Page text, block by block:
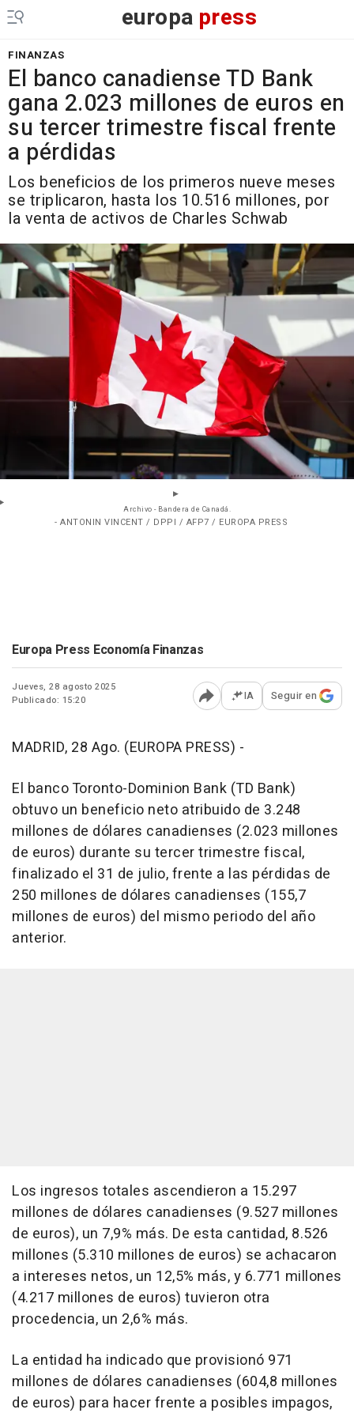
europa press
FINANZAS
El banco canadiense TD Bank
gana 2.023 millones de euros en
su tercer trimestre fiscal frente
a pérdidas
Los beneficios de los primeros nueve meses
se triplicaron, hasta los 10.516 millones, por
la venta de activos de Charles Schwab
Archivo - Bandera de Canadá.
- ANTONIN VINCENT / DPPI / AFP7 / EUROPA PRESS
Europa Press Economía Finanzas
Jueves, 28 agosto 2025
Publicado: 15:20
Abrir opciones para
IA Seguir en
MADRID, 28 Ago. (EUROPA PRESS) -
El banco Toronto-Dominion Bank (TD Bank)
obtuvo un beneficio neto atribuido de 3.248
millones de dólares canadienses (2.023 millones
de euros) durante su tercer trimestre fiscal,
finalizado el 31 de julio, frente a las pérdidas de
250 millones de dólares canadienses (155,7
millones de euros) del mismo periodo del año
anterior.
Los ingresos totales ascendieron a 15.297
millones de dólares canadienses (9.527 millones
de euros), un 7,9% más. De esta cantidad, 8.526
millones (5.310 millones de euros) se achacaron
a intereses netos, un 12,5% más, y 6.771 millones
(4.217 millones de euros) tuvieron otra
procedencia, un 2,6% más.
La entidad ha indicado que provisionó 971
millones de dólares canadienses (604,8 millones
de euros) para hacer frente a posibles impagos,